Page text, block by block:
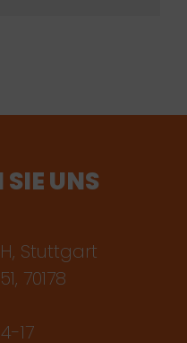
UNS
Stuttgart
70178
17